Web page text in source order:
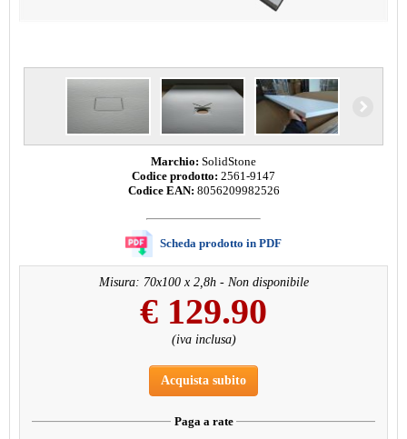
Marchio: SolidStone
Codice prodotto: 2561-9147
Codice EAN: 8056209982526
Scheda prodotto in PDF
Misura: 70x100 x 2,8h - Non disponibile
€ 129.90
(iva inclusa)
Acquista subito
Paga a rate